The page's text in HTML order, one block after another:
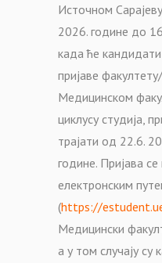
Источном
2026. године до
када ће
пријаве
Медицинском
циклусу студија,
трајати од 22.6.
године. Пријава
електронским
(https://
Медицински
а у том случају